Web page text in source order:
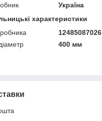
Україна
характеристики
12485087026
400 мм